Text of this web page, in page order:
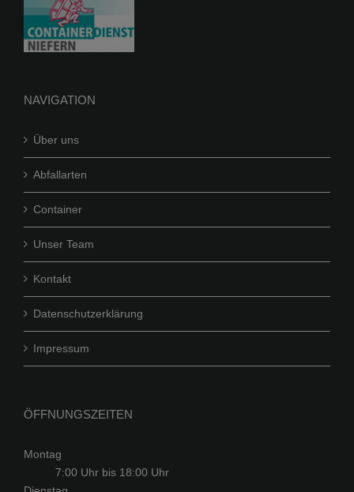
NAVIGATION
Über uns
Abfallarten
Container
Unser Team
Kontakt
Datenschutzerklärung
Impressum
ÖFFNUNGSZEITEN
Montag
7:00 Uhr bis 18:00 Uhr